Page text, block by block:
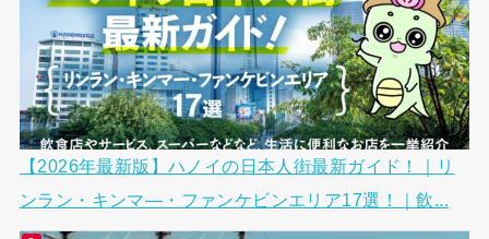
【2026年最新版】ハノイの日本人街最新ガイド！｜リ
ンラン・キンマ―・ファンケビンエリア17選！｜飲...